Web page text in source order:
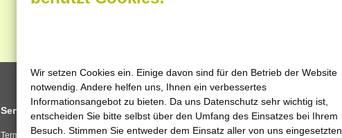
Servicezeiten
Termine nach Vereinbarung oder
Navigation
Startseite
Wir setzen Cookies ein. Einige davon sind für den Betrieb der Website
notwendig. Andere helfen uns, Ihnen ein verbessertes
Informationsangebot zu bieten. Da uns Datenschutz sehr wichtig ist,
entscheiden Sie bitte selbst über den Umfang des Einsatzes bei Ihrem
Besuch. Stimmen Sie entweder dem Einsatz aller von uns eingesetzten